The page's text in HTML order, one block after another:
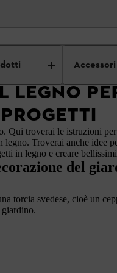
Accessori
fai da te Decorazione
LEGNO
Qui troverai le istruzioni
Troverai anche idee
in legno e creare
del
torcia svedese, cioè un